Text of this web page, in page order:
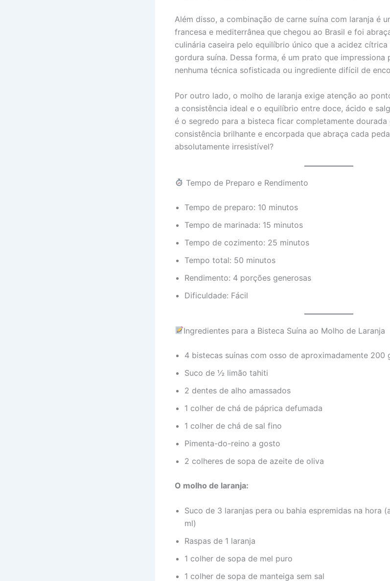
Além disso, a combinação de carne suína com laranja é
francesa e mediterrânea que chegou ao Brasil e foi
culinária caseira pelo equilíbrio único que a acidez
gordura suína. Dessa forma, é um prato que impressiona
nenhuma técnica sofisticada ou ingrediente difícil de
Por outro lado, o molho de laranja exige atenção ao
a consistência ideal e o equilíbrio entre doce, ácido e
é o segredo para a bisteca ficar completamente dourada
consistência brilhante e encorpada que abraça cada
absolutamente irresistível?
Tempo de Preparo e Rendimento
Tempo de preparo: 10 minutos
Tempo de marinada: 15 minutos
Tempo de cozimento: 25 minutos
Tempo total: 50 minutos
Rendimento: 4 porções generosas
Dificuldade: Fácil
Ingredientes para a Bisteca Suína ao Molho de Laranja
4 bistecas suínas com osso de aproximadamente 200
Suco de ½ limão tahiti
2 dentes de alho amassados
1 colher de chá de páprica defumada
1 colher de chá de sal fino
Pimenta-do-reino a gosto
2 colheres de sopa de azeite de oliva
O molho de laranja:
Suco de 3 laranjas pera ou bahia espremidas na hora
ml)
Raspas de 1 laranja
1 colher de sopa de mel puro
1 colher de sopa de manteiga sem sal